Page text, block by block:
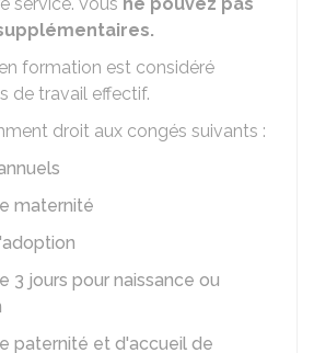
formation est considéré
de travail effectif.
droit aux congés suivants :
maternité
3 jours pour naissance ou
paternité et d'accueil de